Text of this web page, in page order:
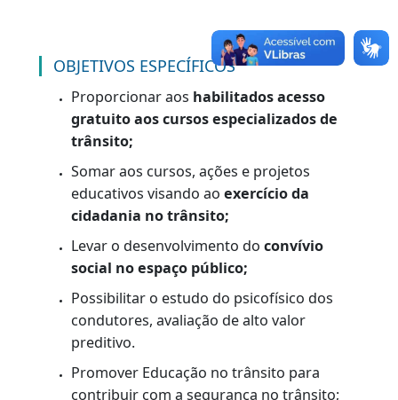
a conscientização sobre a segurança no
trânsito, bem como fornecer conhecimentos
teóricos e práticos sobre as leis de trânsito,
direção defensiva, primeiros socorros em
acidentes de trânsito e outras questões
relevantes para a prevenção de acidentes e a
promoção de comportamentos seguros no
trânsito, para diferentes públicos, desde
crianças até adultos, incluindo motoristas,
pedestres e ciclistas.
OBJETIVOS ESPECÍFICOS
Proporcionar aos habilitados acesso